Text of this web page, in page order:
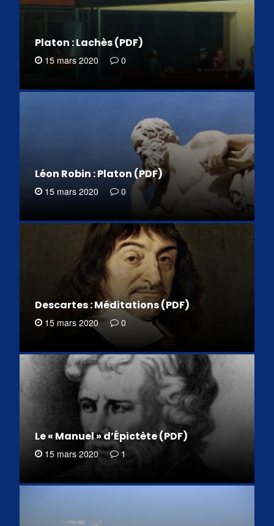
Platon : Lachès (PDF)
15 mars 2020 0
Léon Robin : Platon (PDF)
15 mars 2020 0
Descartes : Méditations (PDF)
15 mars 2020 0
Le « Manuel » d’Épictète (PDF)
15 mars 2020 1